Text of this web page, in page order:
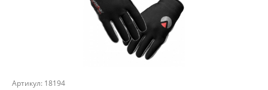
Артикул: 18194